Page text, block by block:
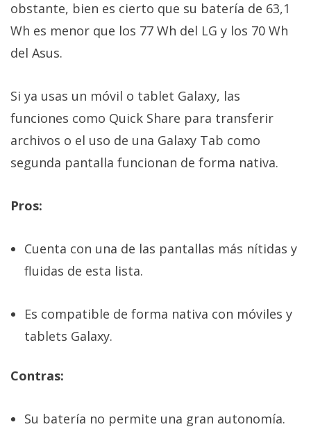
obstante, bien es cierto que su batería de 63,1
Wh es menor que los 77 Wh del LG y los 70 Wh
del Asus.
Si ya usas un móvil o tablet Galaxy, las
funciones como Quick Share para transferir
archivos o el uso de una Galaxy Tab como
segunda pantalla funcionan de forma nativa.
Pros:
Cuenta con una de las pantallas más nítidas y
fluidas de esta lista.
Es compatible de forma nativa con móviles y
tablets Galaxy.
Contras:
Su batería no permite una gran autonomía.